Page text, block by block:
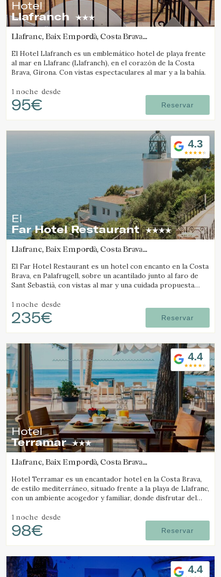
Hotel
Llafranch
Llafranc, Baix Empordà, Costa Brava
El Hotel Llafranch es un emblemático hotel de playa frente
al mar en Llafranc (Llafranch), en el corazón de la Costa
Brava, Girona. Con vistas espectaculares al mar y a la bahía.
1 noche desde
95€ Reservar
4.3
El
Far Hotel Restaurant
Llafranc, Baix Empordà, Costa Brava
El Far Hotel Restaurant es un hotel con encanto en la Costa
Brava, en Palafrugell, sobre un acantilado junto al faro de
Sant Sebastià, con vistas al mar y una cuidada propuesta
1 noche desde
235€ Reservar
4.4
Hotel
Terramar
Llafranc, Baix Empordà, Costa Brava
Hotel Terramar es un encantador hotel en la Costa Brava,
de estilo mediterráneo, situado frente a la playa de Llafranc,
con un ambiente acogedor y familiar, donde disfrutar del
1 noche desde
98€ Reservar
4.4
Modificar cookies